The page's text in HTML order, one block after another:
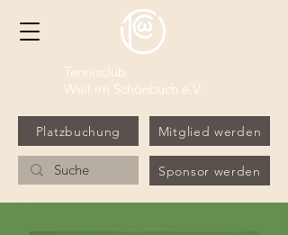
Tennisclub
Weil im Schönbuch e.V.
Platzbuchung Mitglied werden
Sponsor werden